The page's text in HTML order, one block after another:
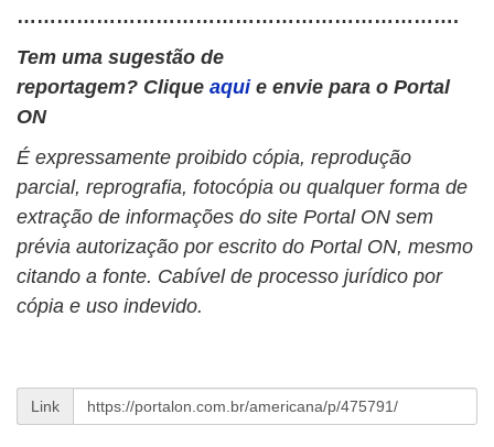
………………………………………………………….
Tem uma sugestão de
reportagem? Clique aqui e envie para o Portal
ON
É expressamente proibido cópia, reprodução
parcial, reprografia, fotocópia ou qualquer forma de
extração de informações do site Portal ON sem
prévia autorização por escrito do Portal ON, mesmo
citando a fonte. Cabível de processo jurídico por
cópia e uso indevido.
Link